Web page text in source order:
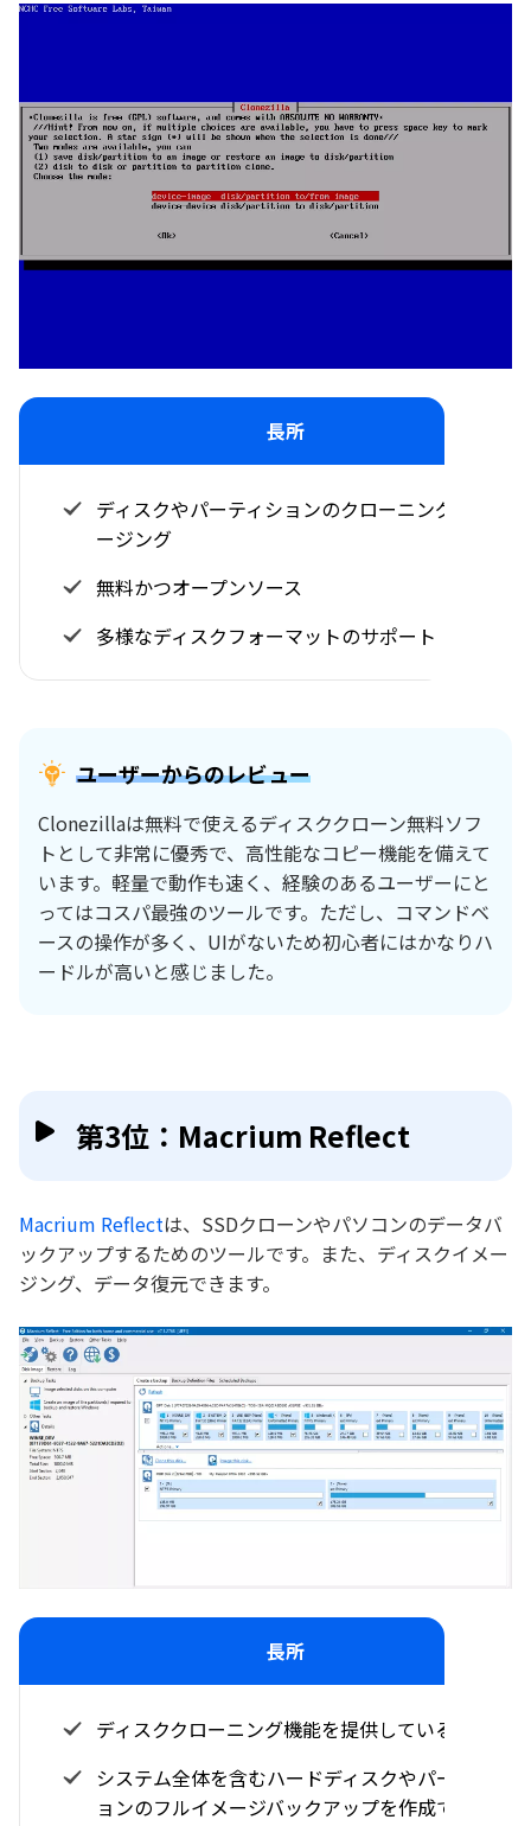
長所
ディスクやパーティションのクローニングとイメ
ージング
無料かつオープンソース
多様なディスクフォーマットのサポート
ユーザーからのレビュー
Clonezillaは無料で使えるディスククローン無料ソフ
トとして非常に優秀で、高性能なコピー機能を備えて
います。軽量で動作も速く、経験のあるユーザーにと
ってはコスパ最強のツールです。ただし、コマンドベ
ースの操作が多く、UIがないため初心者にはかなりハ
ードルが高いと感じました。
第3位：Macrium Reflect
Macrium Reflectは、SSDクローンやパソコンのデータバ
ックアップするためのツールです。また、ディスクイメー
ジング、データ復元できます。
長所
ディスククローニング機能を提供している
システム全体を含むハードディスクやパーティシ
ョンのフルイメージバックアップを作成できる